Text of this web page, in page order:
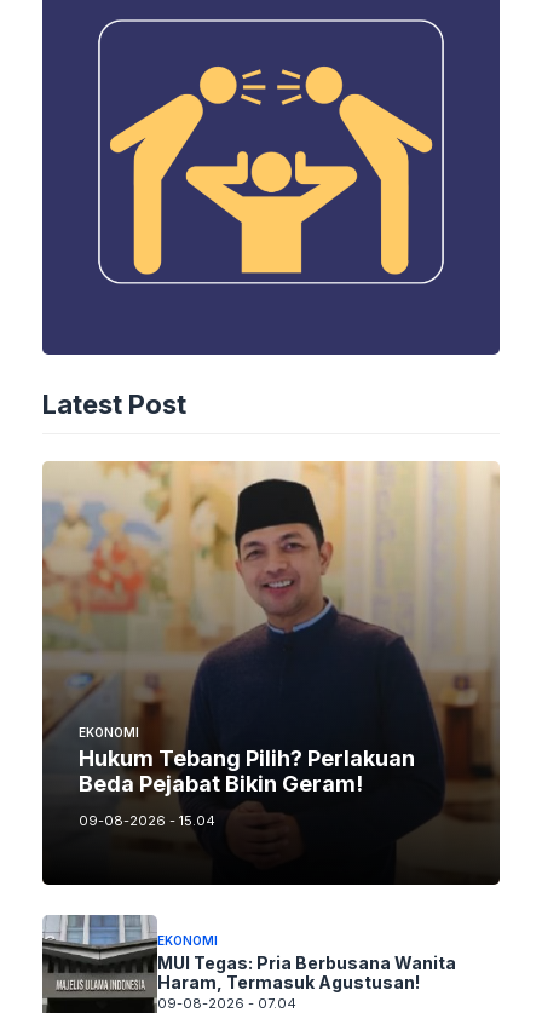
Latest Post
EKONOMI
Hukum Tebang Pilih? Perlakuan
Beda Pejabat Bikin Geram!
09-08-2026 - 15.04
EKONOMI
MUI Tegas: Pria Berbusana Wanita
Haram, Termasuk Agustusan!
09-08-2026 - 07.04